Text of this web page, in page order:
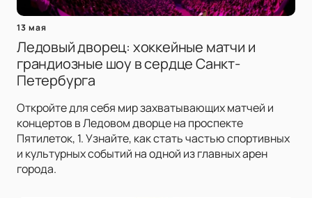
13 мая
Ледовый дворец: хоккейные матчи и
грандиозные шоу в сердце Санкт-
Петербурга
Откройте для себя мир захватывающих матчей и
концертов в Ледовом дворце на проспекте
Пятилеток, 1. Узнайте, как стать частью спортивных
и культурных событий на одной из главных арен
города.